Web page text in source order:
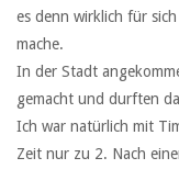
es denn wirklich für
mache.
In der Stadt
gemacht und durften
Ich war natürlich mit
Zeit nur zu 2. Nach